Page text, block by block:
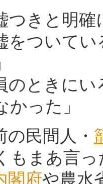
つきと明
をついて
のときに
かった」
民間人・
もまあ言
閣府や農水